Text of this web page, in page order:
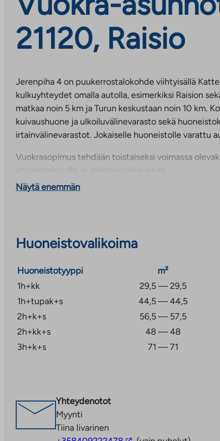
21120, Raisio
Jerenpiha 4 on puukerrostalokohde viihtyisällä
kulkuyhteydet omalla autolla, esimerkiksi Raision
matkaa noin 5 km ja Turun keskustaan noin 10 km.
kuivaushuone ja ulkoiluvälinevarasto sekä
irtainvälinevarastot. Jokaiselle huoneistolle varattu
Vuokrasopimus tehdään toistaiseksi voimassa
irtisanomisajalla, ei minimivuokra-aikaa.
Näytä enemmän
Huoneistovalikoima
Huoneistotyyppi m²
1h+kk
29,5 — 29,5
1h+tupak+s
44,5 — 44,5
2h+k+s
56,5 — 57,5
2h+kk+s
48 — 48
3h+k+s
71 — 71
Yhteydenotot
Myynti
Tiina Iivarinen